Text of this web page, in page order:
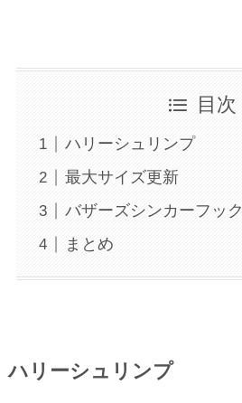
目次
ハリーシュリンプ
最大サイズ更新
バザーズシンカーフック
まとめ
ハリーシュリンプ